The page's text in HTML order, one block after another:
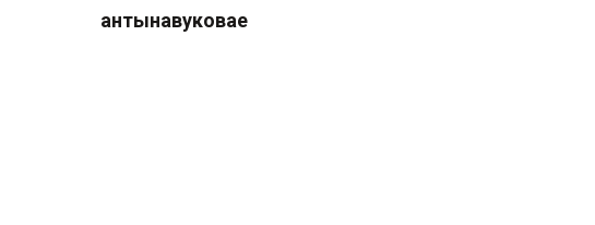
антынавуковае